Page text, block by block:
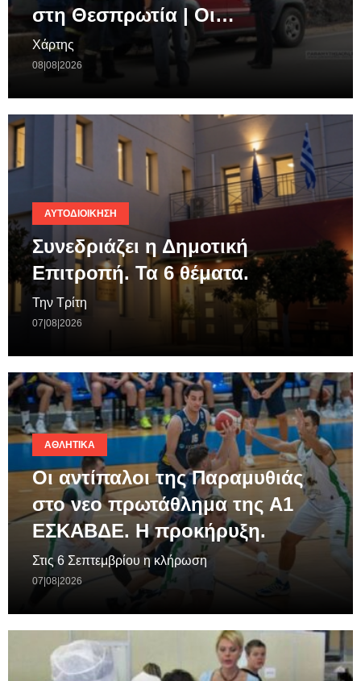
στη Θεσπρωτία | Οι…
Χάρτης
08|08|2026
ΑΥΤΟΔΙΟΊΚΗΣΗ
Συνεδριάζει η Δημοτική
Επιτροπή. Τα 6 θέματα.
Την Τρίτη
07|08|2026
ΑΘΛΗΤΙΚΆ
Οι αντίπαλοι της Παραμυθιάς
στο νεο πρωτάθλημα της A1
ΕΣΚΑΒΔΕ. Η προκήρυξη.
Στις 6 Σεπτεμβρίου η κλήρωση
07|08|2026